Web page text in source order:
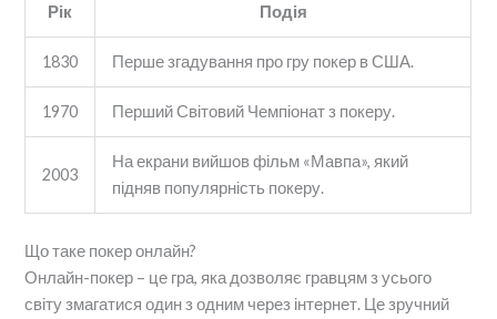
Рік Подія
1830 Перше згадування про гру покер в США.
1970 Перший Світовий Чемпіонат з покеру.
2003
На екрани вийшов фільм «Мавпа», який
підняв популярність покеру.
Що таке покер онлайн?
Онлайн-покер – це гра, яка дозволяє гравцям з усього
світу змагатися один з одним через інтернет. Це зручний